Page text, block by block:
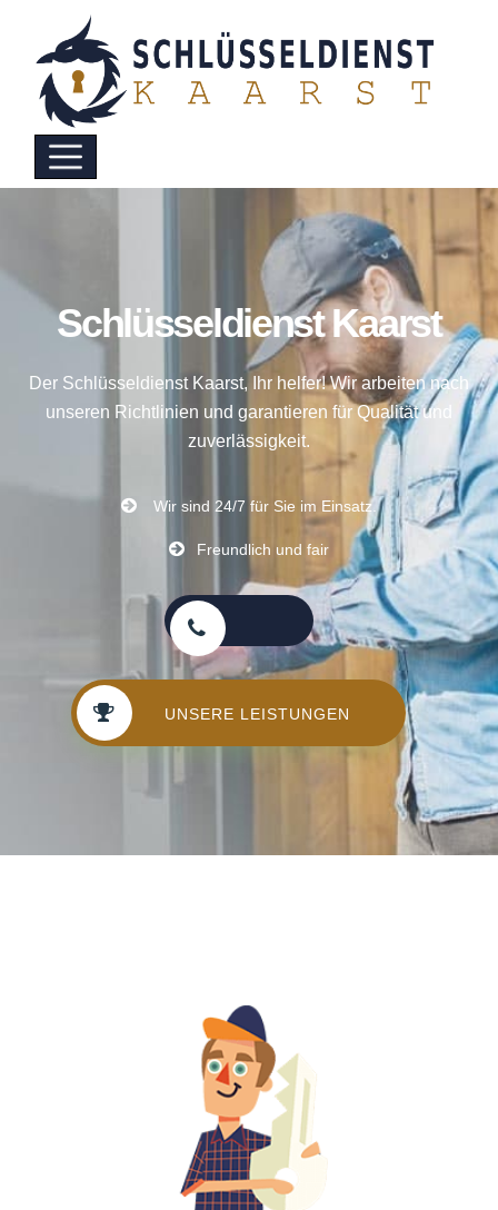
Schlüsseldienst Kaarst
Der Schlüsseldienst Kaarst, Ihr helfer! Wir arbeiten nach
unseren Richtlinien und garantieren für Qualität und
zuverlässigkeit.
Wir sind 24/7 für Sie im Einsatz.
Freundlich und fair
UNSERE LEISTUNGEN